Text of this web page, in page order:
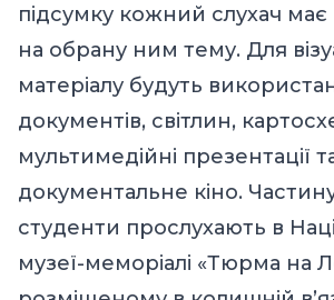
підсумку кожний слухач
на обрану ним тему. Для
матеріалу будуть
документів, світлин,
мультимедійні презентації
документальне кіно.
студенти прослухають в
музеї-меморіалі «Тюрма на